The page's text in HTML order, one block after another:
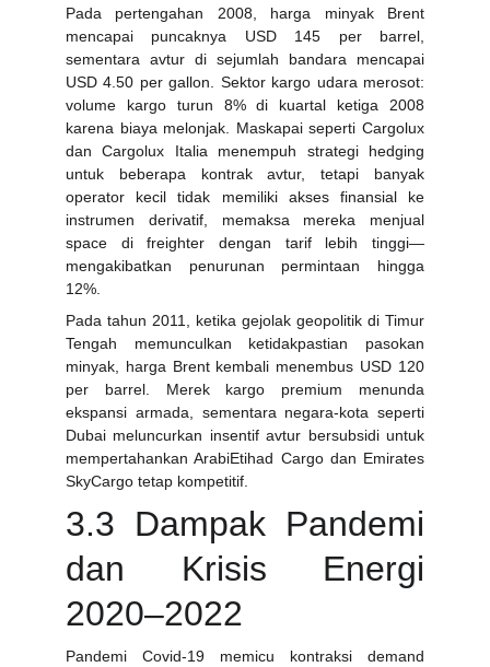
Pada pertengahan 2008, harga minyak Brent
mencapai puncaknya USD 145 per barrel,
sementara avtur di sejumlah bandara mencapai
USD 4.50 per gallon. Sektor kargo udara merosot:
volume kargo turun 8% di kuartal ketiga 2008
karena biaya melonjak. Maskapai seperti Cargolux
dan Cargolux Italia menempuh strategi hedging
untuk beberapa kontrak avtur, tetapi banyak
operator kecil tidak memiliki akses finansial ke
instrumen derivatif, memaksa mereka menjual
space di freighter dengan tarif lebih tinggi—
mengakibatkan penurunan permintaan hingga
12%.
Pada tahun 2011, ketika gejolak geopolitik di Timur
Tengah memunculkan ketidakpastian pasokan
minyak, harga Brent kembali menembus USD 120
per barrel. Merek kargo premium menunda
ekspansi armada, sementara negara-kota seperti
Dubai meluncurkan insentif avtur bersubsidi untuk
mempertahankan ArabiEtihad Cargo dan Emirates
SkyCargo tetap kompetitif.
3.3 Dampak Pandemi
dan Krisis Energi
2020–2022
Pandemi Covid-19 memicu kontraksi demand